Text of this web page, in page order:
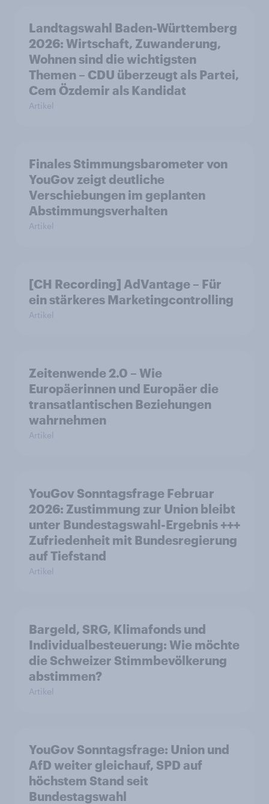
Landtagswahl Baden-Württemberg
2026: Wirtschaft, Zuwanderung,
Wohnen sind die wichtigsten
Themen – CDU überzeugt als Partei,
Cem Özdemir als Kandidat
Artikel
Finales Stimmungsbarometer von
YouGov zeigt deutliche
Verschiebungen im geplanten
Abstimmungsverhalten
Artikel
[CH Recording] AdVantage – Für
ein stärkeres Marketingcontrolling
Artikel
Zeitenwende 2.0 – Wie
Europäerinnen und Europäer die
transatlantischen Beziehungen
wahrnehmen
Artikel
YouGov Sonntagsfrage Februar
2026: Zustimmung zur Union bleibt
unter Bundestagswahl-Ergebnis +++
Zufriedenheit mit Bundesregierung
auf Tiefstand
Artikel
Bargeld, SRG, Klimafonds und
Individualbesteuerung: Wie möchte
die Schweizer Stimmbevölkerung
abstimmen?
Artikel
YouGov Sonntagsfrage: Union und
AfD weiter gleichauf, SPD auf
höchstem Stand seit
Bundestagswahl